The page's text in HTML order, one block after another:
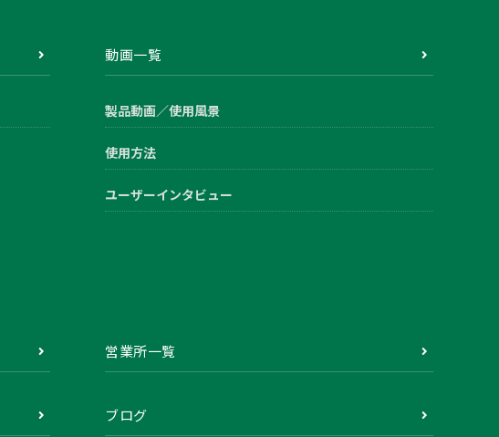
動画一覧
製品動画／使用風景
使用方法
ユーザーインタビュー
営業所一覧
ブログ